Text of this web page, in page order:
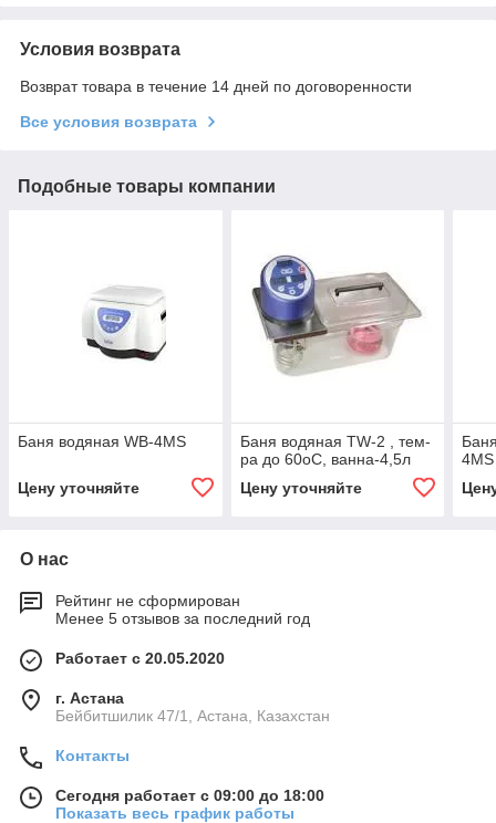
Условия возврата
Возврат товара в течение 14 дней по договоренности
Все условия возврата
Подобные товары компании
Баня водяная WB-4MS
Цену уточняйте
Баня водяная ТW-2 , тем-
ра до 60оС, ванна-4,5л
Цену уточняйте
4MS
О нас
Рейтинг не сформирован
Менее 5 отзывов за последний год
Работает с 20.05.2020
г. Астана
Бейбитшилик 47/1, Астана, Казахстан
Контакты
Сегодня работает с 09:00 до 18:00
Показать весь график работы